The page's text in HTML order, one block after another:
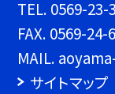
TEL. 0569-23-
FAX. 0569-24-
MAIL.
サイトマップ